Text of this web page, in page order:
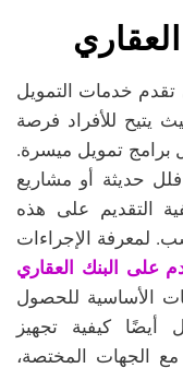
تقدم خدمات التمويل
يتيح للأفراد فرصة
برامج تمويل ميسرة.
حديثة أو مشاريع
التقديم على هذه
لمعرفة الإجراءات
على البنك العقاري
الأساسية للحصول
أيضًا كيفية تجهيز
مع الجهات المختصة،